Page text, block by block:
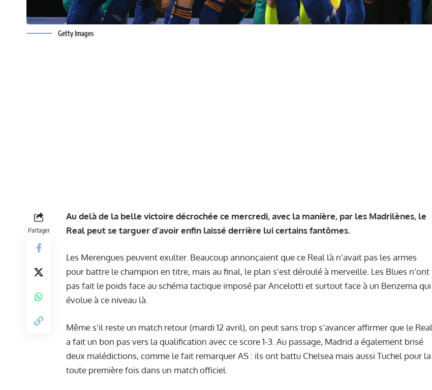
Getty Images
Partager
Au delà de la belle victoire décrochée ce mercredi, avec la manière, par les Madrilènes, le
Real peut se targuer d’avoir enfin laissé derrière lui certains fantômes.
Les Merengues peuvent exulter. Beaucoup annonçaient que ce Real là n’avait pas les armes
pour battre le champion en titre, mais au final, le plan s’est déroulé à merveille. Les Blues n’ont
pas fait le poids face au schéma tactique imposé par Ancelotti et surtout face à un Benzema qui
évolue à ce niveau là.
Même s’il reste un match retour (mardi 12 avril), on peut sans trop s’avancer affirmer que le Real
a fait un bon pas vers la qualification avec ce score 1-3. Au passage, Madrid a également brisé
deux malédictions, comme le fait remarquerAS : ils ont battu Chelsea mais aussi Tuchel pour la
toute première fois dans un match officiel.